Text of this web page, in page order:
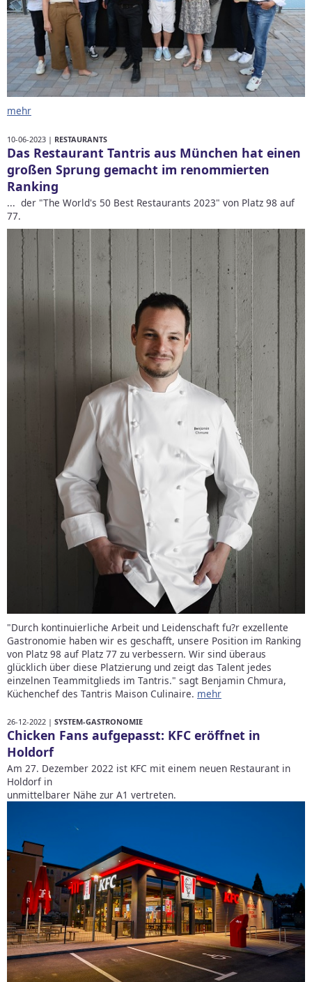
mehr
10-06-2023 | RESTAURANTS
Das Restaurant Tantris aus München hat einen
großen Sprung gemacht im renommierten
Ranking
... der "The World's 50 Best Restaurants 2023" von Platz 98 auf
77.
"Durch kontinuierliche Arbeit und Leidenschaft fu?r exzellente
Gastronomie haben wir es geschafft, unsere Position im Ranking
von Platz 98 auf Platz 77 zu verbessern. Wir sind überaus
glücklich über diese Platzierung und zeigt das Talent jedes
einzelnen Teammitglieds im Tantris." sagt Benjamin Chmura,
Küchenchef des Tantris Maison Culinaire. mehr
26-12-2022 | SYSTEM-GASTRONOMIE
Chicken Fans aufgepasst: KFC eröffnet in
Holdorf
Am 27. Dezember 2022 ist KFC mit einem neuen Restaurant in
Holdorf in
unmittelbarer Nähe zur A1 vertreten.